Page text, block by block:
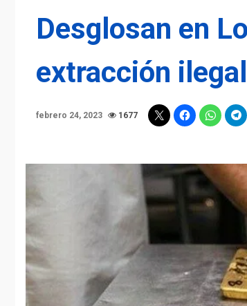
Desglosan en
extracción
febrero 24, 2023 1677